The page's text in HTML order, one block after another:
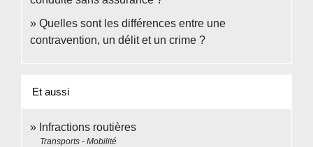
Quelles sont les différences entre une
contravention, un délit et un crime ?
Et aussi
Infractions routières
Transports - Mobilité